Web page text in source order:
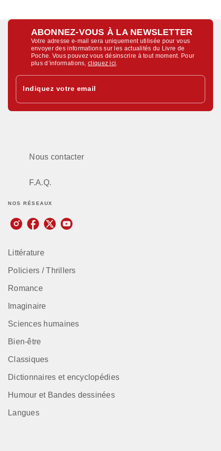
ABONNEZ-VOUS À LA NEWSLETTER
Votre adresse e-mail sera uniquement utilisée pour vous
envoyer des informations sur les actualités du Livre de
Poche. Vous pouvez vous désinscrire à tout moment. Pour
plus d’informations,cliquez ici
Indiquez votre email
Nous contacter
F.A.Q.
NOS RÉSEAUX
Littérature
Policiers / Thrillers
Romance
Imaginaire
Sciences humaines
Bien-être
Classiques
Dictionnaires et encyclopédies
Humour et Bandes dessinées
Langues